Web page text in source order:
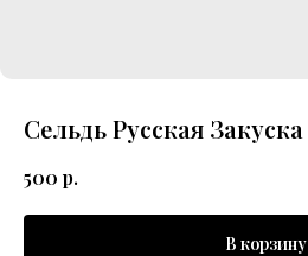
Сельдь Русская Закуска
500 р.
В корзину